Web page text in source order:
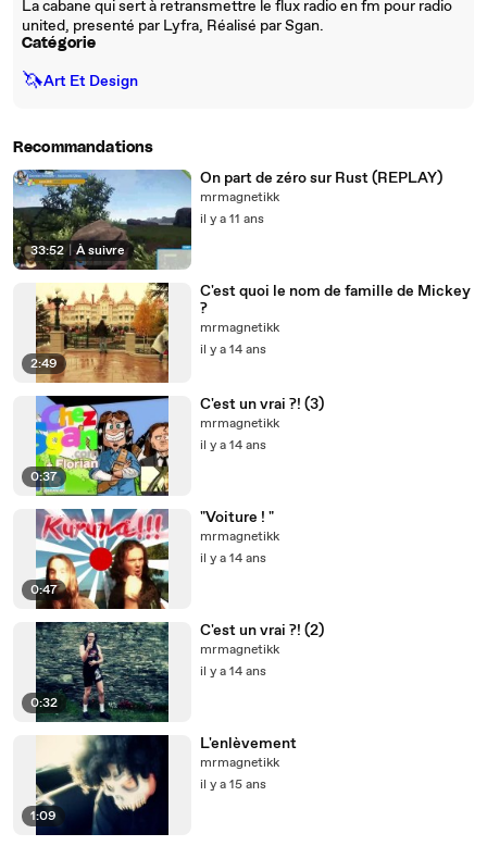
La cabane qui sert à retransmettre le flux radio en fm pour radio
united, presenté par Lyfra, Réalisé par Sgan.
Catégorie
🦄Art Et Design
Recommandations
33:52 À suivre
On part de zéro sur Rust (REPLAY)
mrmagnetikk
il y a 11 ans
2:49
C'est quoi le nom de famille de Mickey
?
mrmagnetikk
il y a 14 ans
0:37
C'est un vrai ?! (3)
mrmagnetikk
il y a 14 ans
0:47
"Voiture ! "
mrmagnetikk
il y a 14 ans
0:32
C'est un vrai ?! (2)
mrmagnetikk
il y a 14 ans
1:09
L'enlèvement
mrmagnetikk
il y a 15 ans